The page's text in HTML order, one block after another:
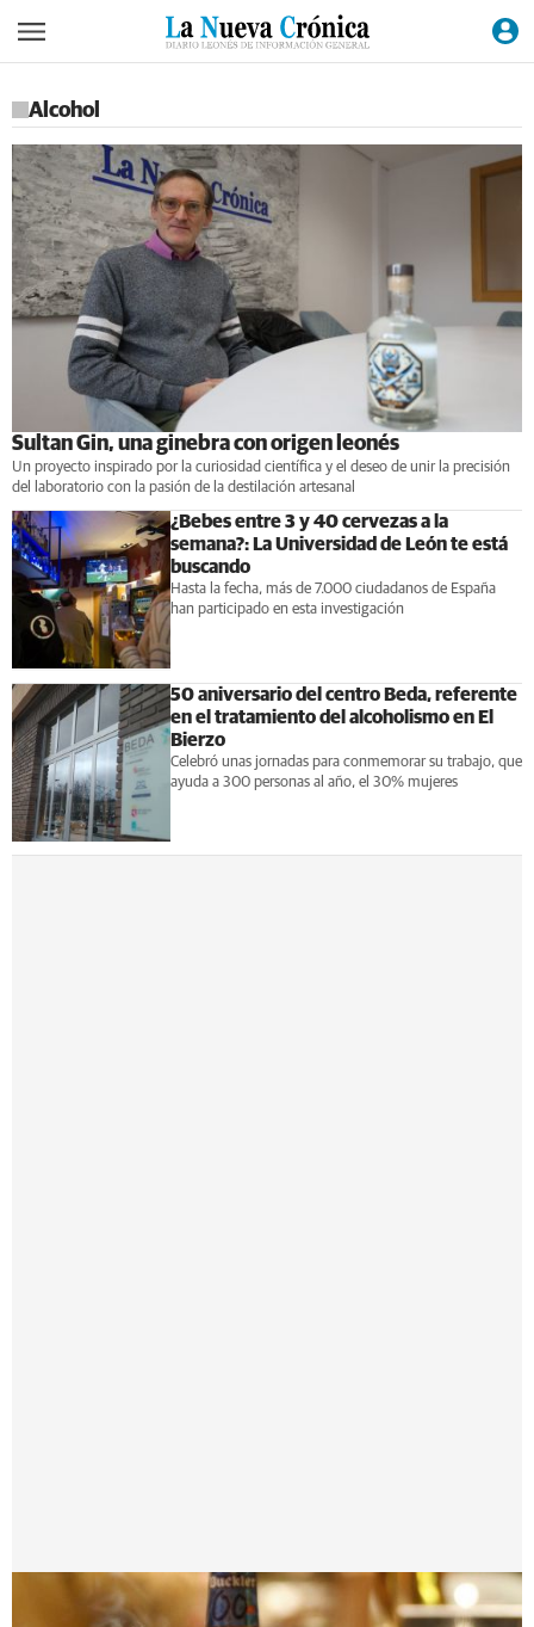
Alcohol
Sultan Gin, una ginebra con origen leonés
Un proyecto inspirado por la curiosidad científica y el deseo de unir la precisión
del laboratorio con la pasión de la destilación artesanal
¿Bebes entre 3 y 40 cervezas a la
semana?: La Universidad de León te está
buscando
Hasta la fecha, más de 7.000 ciudadanos de España
han participado en esta investigación
50 aniversario del centro Beda, referente
en el tratamiento del alcoholismo en El
Bierzo
Celebró unas jornadas para conmemorar su trabajo, que
ayuda a 300 personas al año, el 30% mujeres